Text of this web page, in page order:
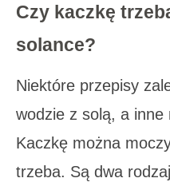
Czy kaczkę
solance?
Niektóre przepisy
wodzie z solą, a
Kaczkę można
trzeba. Są dwa